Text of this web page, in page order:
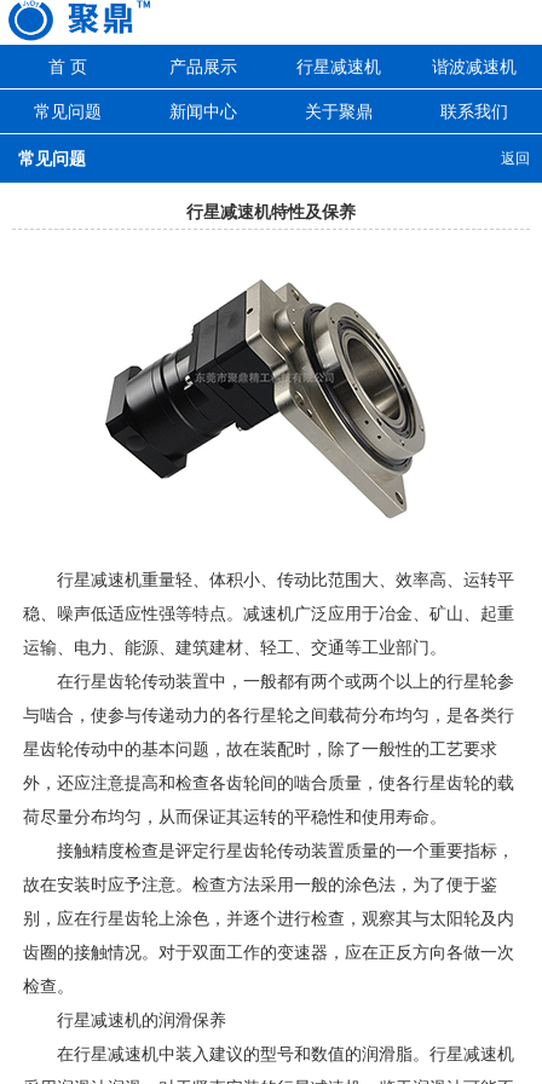
首 页 产品展示 行星减速机 谐波减速机
常见问题 新闻中心 关于聚鼎 联系我们
返回
常见问题
行星减速机特性及保养
行星减速机重量轻、体积小、传动比范围大、效率高、运转平
稳、噪声低适应性强等特点。减速机广泛应用于冶金、矿山、起重
运输、电力、能源、建筑建材、轻工、交通等工业部门。
在行星齿轮传动装置中，一般都有两个或两个以上的行星轮参
与啮合，使参与传递动力的各行星轮之间载荷分布均匀，是各类行
星齿轮传动中的基本问题，故在装配时，除了一般性的工艺要求
外，还应注意提高和检查各齿轮间的啮合质量，使各行星齿轮的载
荷尽量分布均匀，从而保证其运转的平稳性和使用寿命。
接触精度检查是评定行星齿轮传动装置质量的一个重要指标，
故在安装时应予注意。检查方法采用一般的涂色法，为了便于鉴
别，应在行星齿轮上涂色，并逐个进行检查，观察其与太阳轮及内
齿圈的接触情况。对于双面工作的变速器，应在正反方向各做一次
检查。
行星减速机的润滑保养
在行星减速机中装入建议的型号和数值的润滑脂。行星减速机